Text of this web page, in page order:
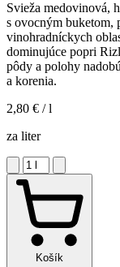
Svieža medovinová,
s ovocným buketom,
vinohradníckych
dominujúce popri
pôdy a polohy
a korenia.
2,80 € / l
za liter
Košík